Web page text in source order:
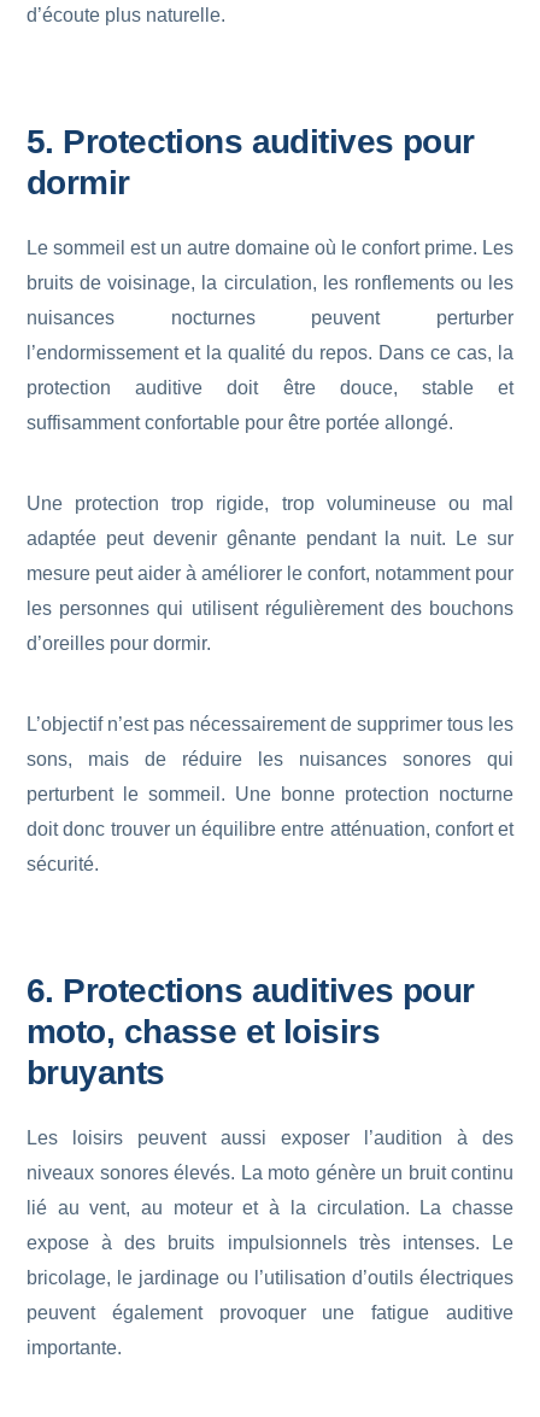
d’écoute plus naturelle.
5. Protections auditives pour
dormir
Le sommeil est un autre domaine où le confort prime. Les
bruits de voisinage, la circulation, les ronflements ou les
nuisances nocturnes peuvent perturber
l’endormissement et la qualité du repos. Dans ce cas, la
protection auditive doit être douce, stable et
suffisamment confortable pour être portée allongé.
Une protection trop rigide, trop volumineuse ou mal
adaptée peut devenir gênante pendant la nuit. Le sur
mesure peut aider à améliorer le confort, notamment pour
les personnes qui utilisent régulièrement des bouchons
d’oreilles pour dormir.
L’objectif n’est pas nécessairement de supprimer tous les
sons, mais de réduire les nuisances sonores qui
perturbent le sommeil. Une bonne protection nocturne
doit donc trouver un équilibre entre atténuation, confort et
sécurité.
6. Protections auditives pour
moto, chasse et loisirs
bruyants
Les loisirs peuvent aussi exposer l’audition à des
niveaux sonores élevés. La moto génère un bruit continu
lié au vent, au moteur et à la circulation. La chasse
expose à des bruits impulsionnels très intenses. Le
bricolage, le jardinage ou l’utilisation d’outils électriques
peuvent également provoquer une fatigue auditive
importante.